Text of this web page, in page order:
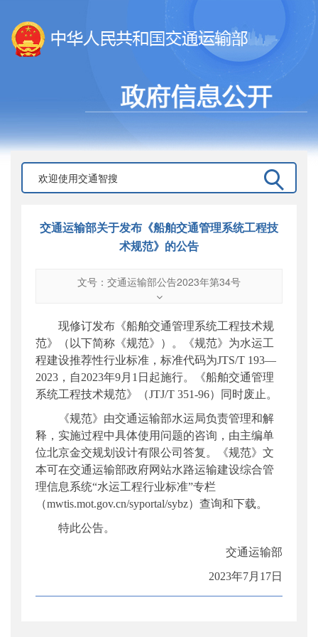
交通运输部关于发布《船舶交通管理系统工程技
术规范》的公告
文号：交通运输部公告2023年第34号
交通运输部公告2023年第34号
公开日期： 2023年09月05日
主题词：
船舶交通;工程技术规范
机构分类：水运局
主题分类：标准
现修订发布《船舶交通管理系统工程技术规
范》（以下简称《规范》）。《规范》为水运工
程建设推荐性行业标准，标准代码为JTS/T 193—
2023，自2023年9月1日起施行。《船舶交通管理
系统工程技术规范》（JTJ/T 351-96）同时废止。
《规范》由交通运输部水运局负责管理和解
释，实施过程中具体使用问题的咨询，由主编单
位北京金交规划设计有限公司答复。《规范》文
本可在交通运输部政府网站水路运输建设综合管
理信息系统“水运工程行业标准”专栏
（mwtis.mot.gov.cn/syportal/sybz）查询和下载。
特此公告。
交通运输部
2023年7月17日